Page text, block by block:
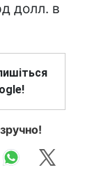
долл. в